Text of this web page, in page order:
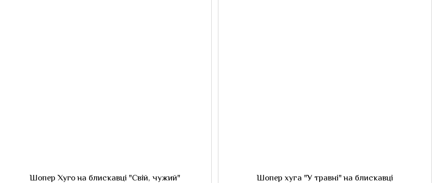
Шопер Хуго на блискавці "Свій, чужий"
Шопер хуга "У травні" на блискавці